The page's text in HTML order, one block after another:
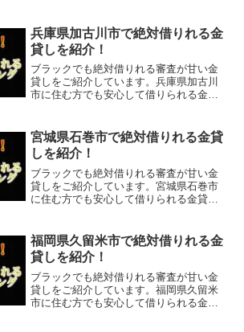
兵庫県加古川市で絶対借りれる金
貸しを紹介！
ブラックでも絶対借りれる審査が甘い金
貸しをご紹介しています。兵庫県加古川
市に住む方でも安心して借りられる金貸
はなく、国または兵庫県加古川市で貸金
業登録をしている正規の金...
宮城県石巻市で絶対借りれる金貸
しを紹介！
ブラックでも絶対借りれる審査が甘い金
貸しをご紹介しています。宮城県石巻市
に住む方でも安心して借りられる金貸し
はなく、国または宮城県石巻市で貸金業
登録をしている正規の金貸し...
福岡県久留米市で絶対借りれる金
貸しを紹介！
ブラックでも絶対借りれる審査が甘い金
貸しをご紹介しています。福岡県久留米
市に住む方でも安心して借りられる金貸